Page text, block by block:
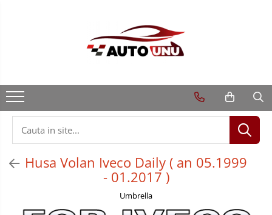
Husa Volan Iveco Daily ( an 05.1999
- 01.2017 )
Umbrella